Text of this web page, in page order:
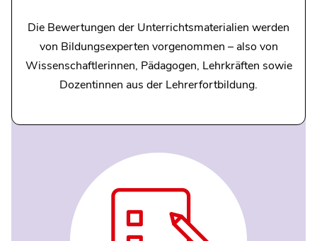
Die Bewertungen der Unterrichtsmaterialien werden
von Bildungsexperten vorgenommen – also von
Wissenschaftlerinnen, Pädagogen, Lehrkräften sowie
Dozentinnen aus der Lehrerfortbildung.